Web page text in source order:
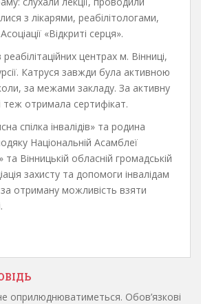
з лікарями, реабілітологами,
«Відкриті серця».
центрах м. Вінниці,
Катруся завжди була активною
за межами закладу. За активну
теж отримала сертифікат.
спілка інвалідів» та родина
Національній Асамблеї
та Вінницькій обласній громадській
захисту та допомоги інвалідам
за отриману можливість взяти
оприлюднюватиметься. Обов’язкові